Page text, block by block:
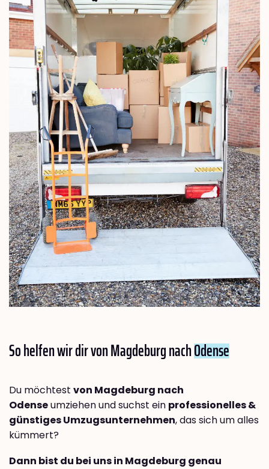
So helfen wir dir von Magdeburg nachOdense
Du möchtest von Magdeburg nach
Odenseumziehen und suchst ein professionelles &
günstiges Umzugsunternehmen, das sich um alles
kümmert?
Dann bist du bei uns in Magdeburg genau